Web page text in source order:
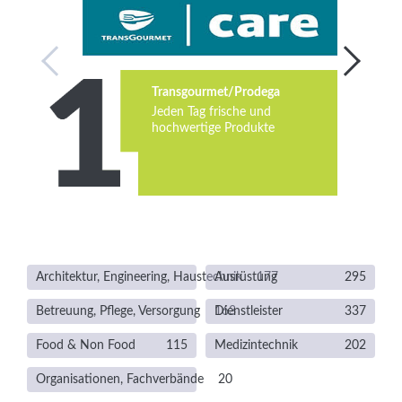
Transgourmet/Prodega
Jeden Tag frische und
hochwertige Produkte
Architektur, Engineering, Haustechnik 177
Ausrüstung 295
Betreuung, Pflege, Versorgung 163
Dienstleister 337
Food & Non Food 115 Medizintechnik 202
Organisationen, Fachverbände 20